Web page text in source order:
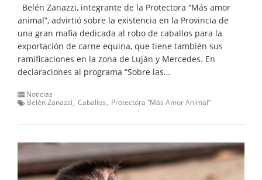
Belén Zanazzi, integrante de la Protectora “Más amor
animal”, advirtió sobre la existencia en la Provincia de
una gran mafia dedicada al robo de caballos para la
exportación de carne equina, que tiene también sus
ramificaciones en la zona de Luján y Mercedes. En
declaraciones al programa “Sobre las…
Noticias
Belén Zanazzi Caballos Protectora “Más Amor Animal”